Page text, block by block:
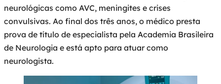
neurológicas como AVC, meningites e crises
convulsivas. Ao final dos três anos, o médico presta
prova de título de especialista pela Academia Brasileira
de Neurologia e está apto para atuar como
neurologista.